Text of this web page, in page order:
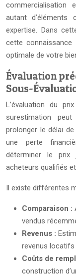
commercialisation
autant
expertise. Dans
cette
optimale de votre
Évaluation
Sous-
L’évaluation du
surestimation
prolonger le délai
une perte
déterminer le prix
acheteurs qualifiés
Il existe différentes
Comparaison :
vendus
Revenus :
revenus locatifs
Coûts de
construction